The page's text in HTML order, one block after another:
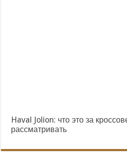
Haval Jolion: что это за
рассматривать